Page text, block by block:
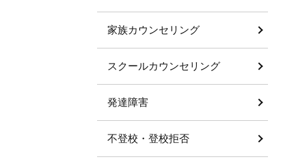
家族カウンセリング
スクールカウンセリング
発達障害
不登校・登校拒否